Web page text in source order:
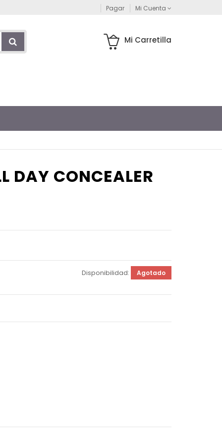
Pagar Mi Cuenta
Mi Carretilla
DAY CONCEALER
Disponibilidad: Agotado